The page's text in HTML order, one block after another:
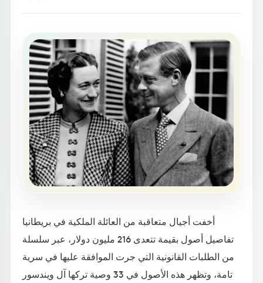
أخفت أجيال متعاقبة من العائلة الملكية في بريطانيا
تفاصيل أصول بقيمة تتعدى 216 مليون دولار، عبر سلسلة
من الطلبات القانونية التي جرت الموافقة عليها في سرية
تامة، وتظهر هذه الأصول في 33 وصية تركها آل ويندسور